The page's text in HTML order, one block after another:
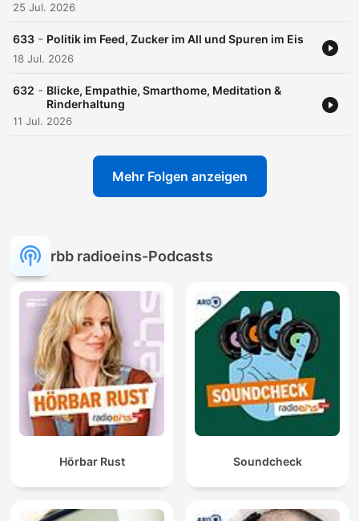
25 Jul. 2026
633 - Politik im Feed, Zucker im All und Spuren im Eis
18 Jul. 2026
632 - Blicke, Empathie, Smarthome, Meditation &
Rinderhaltung
11 Jul. 2026
Mehr Folgen anzeigen
rbb radioeins-Podcasts
Hörbar Rust Soundcheck